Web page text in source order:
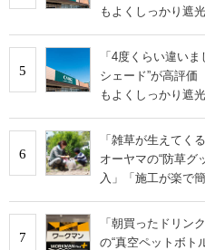
もよくしっかり遮
5
「4度くらい違い
シェード”が高評
もよくしっかり遮
6
「雑草が生えてく
オーヤマの“防草
入」「施工が楽で簡
7
「朝買ったドリ
の“真空ペットボ